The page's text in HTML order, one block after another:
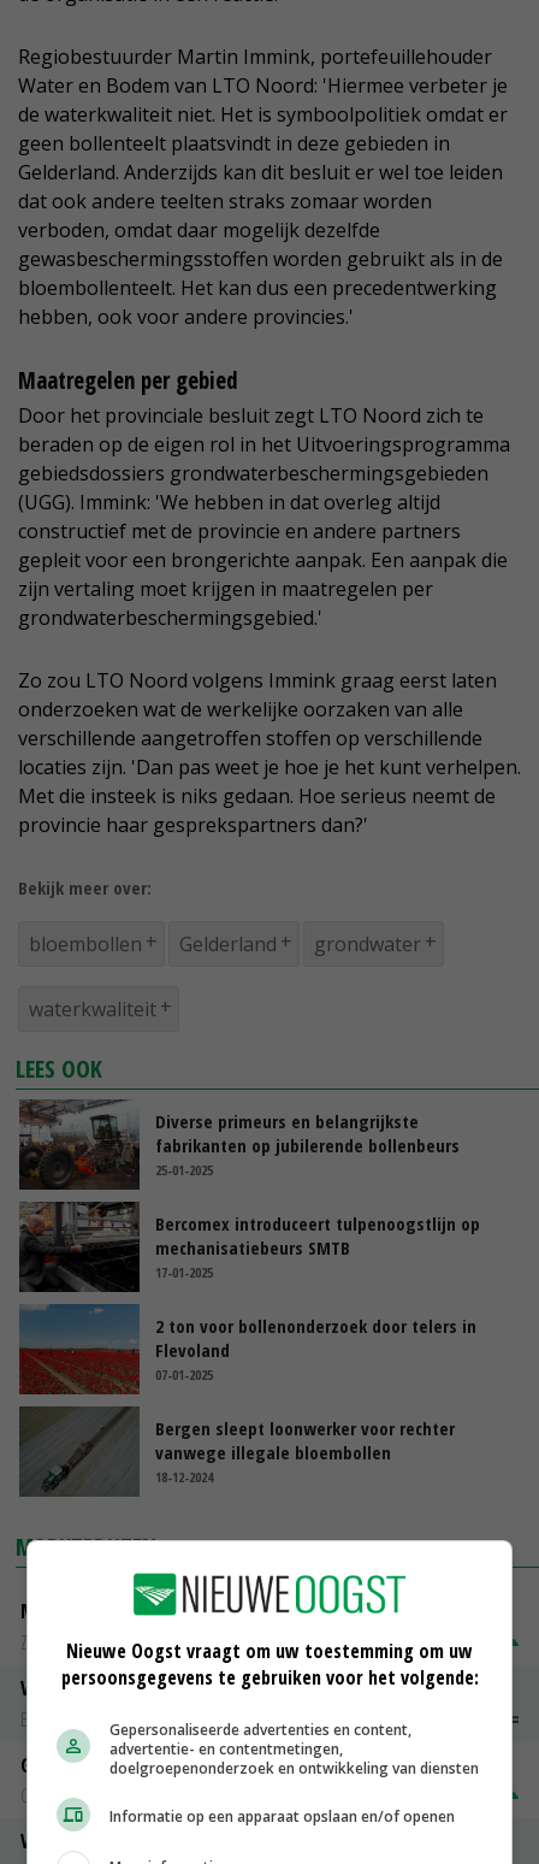
Regiobestuurder Martin Immink, portefeuillehouder
Water en Bodem van LTO Noord: 'Hiermee verbeter je
de waterkwaliteit niet. Het is symboolpolitiek omdat er
geen bollenteelt plaatsvindt in deze gebieden in
Gelderland. Anderzijds kan dit besluit er wel toe leiden
dat ook andere teelten straks zomaar worden
verboden, omdat daar mogelijk dezelfde
gewasbeschermingsstoffen worden gebruikt als in de
bloembollenteelt. Het kan dus een precedentwerking
hebben, ook voor andere provincies.'
Maatregelen per gebied
Door het provinciale besluit zegt LTO Noord zich te
beraden op de eigen rol in het Uitvoeringsprogramma
gebiedsdossiers grondwaterbeschermingsgebieden
(UGG). Immink: 'We hebben in dat overleg altijd
constructief met de provincie en andere partners
gepleit voor een brongerichte aanpak. Een aanpak die
zijn vertaling moet krijgen in maatregelen per
grondwaterbeschermingsgebied.'
Zo zou LTO Noord volgens Immink graag eerst laten
onderzoeken wat de werkelijke oorzaken van alle
verschillende aangetroffen stoffen op verschillende
locaties zijn. 'Dan pas weet je hoe je het kunt verhelpen.
Met die insteek is niks gedaan. Hoe serieus neemt de
provincie haar gesprekspartners dan?'
Bekijk meer over:
bloembollen Gelderland grondwater
waterkwaliteit
LEES OOK
Diverse primeurs en belangrijkste
fabrikanten op jubilerende bollenbeurs
25-01-2025
Bercomex introduceert tulpenoogstlijn op
mechanisatiebeurs SMTB
17-01-2025
2 ton voor bollenonderzoek door telers in
Flevoland
07-01-2025
Bergen sleept loonwerker voor rechter
vanwege illegale bloembollen
18-12-2024
MARKTPRIJZEN
Magere melkpoeder
Zuivel NL
€ 269,00 € 7,00
Vleeskuikens 2001-2600 gr
Barneveld
€ 1,09
Gerst
Groningen
Volle melkpoeder
Nieuwe Oogst vraagt om uw toestemming om uw
persoonsgegevens te gebruiken voor het volgende:
Gepersonaliseerde advertenties en content,
advertentie- en contentmetingen,
doelgroepenonderzoek en ontwikkeling van diensten
Informatie op een apparaat opslaan en/of openen